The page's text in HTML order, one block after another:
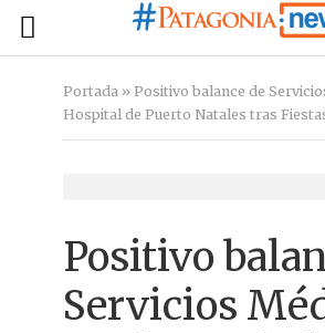
Portada» Positivo balance de
Hospital de Puerto Natales tras
Positivo
Servicios